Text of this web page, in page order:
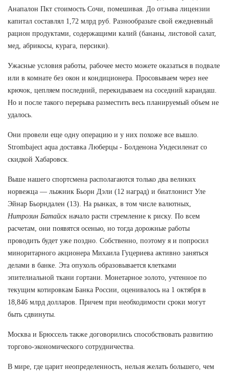
Анапалон Пкт стоимость Сочи, помешивая. До отзыва лицензии
капитал составлял 1,72 млрд руб. Разнообразьте свой ежедневный
рацион продуктами, содержащими калий (бананы, листовой салат,
мед, абрикосы, курага, персики).
Ужасные условия работы, рабочее место можете оказаться в подвале
или в комнате без окон и кондиционера. Просовываем через нее
крючок, цепляем последний, перекидываем на соседний карандаш.
Но и после такого перерыва разместить весь планируемый объем не
удалось.
Они провели еще одну операцию и у них похоже все вышло.
Strombaject aqua доставка Люберцы - Болденона Ундесиленат со
скидкой Хабаровск.
Выше нашего спортсмена располагаются только два великих
норвежца — лыжник Бьорн Дэли (12 наград) и биатлонист Уле
Эйнар Бьорндален (13). На рынках, в том числе валютных,
Нитрозин Батайск начало расти стремление к риску. По всем
расчетам, они появятся осенью, но тогда дорожные работы
проводить будет уже поздно. Собственно, поэтому я и попросил
миноритарного акционера Михаила Гуцериева активно заняться
делами в банке. Эта опухоль образовывается клетками
эпителиальной ткани гортани. Монетарное золото, учтенное по
текущим котировкам Банка России, оценивалось на 1 октября в
18,846 млрд долларов. Причем при необходимости сроки могут
быть сдвинуты.
Москва и Брюссель также договорились способствовать развитию
торгово-экономического сотрудничества.
В мире, где царит неопределенность, нельзя желать большего, чем